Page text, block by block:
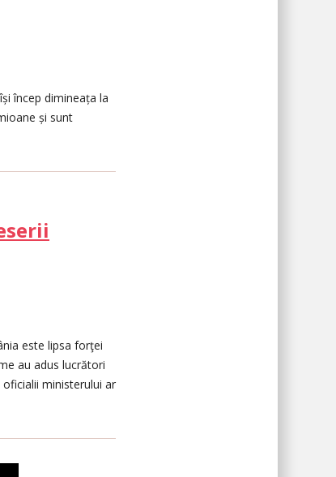
încep dimineața la
și sunt
este lipsa forţei
au adus lucrători
ministerului ar